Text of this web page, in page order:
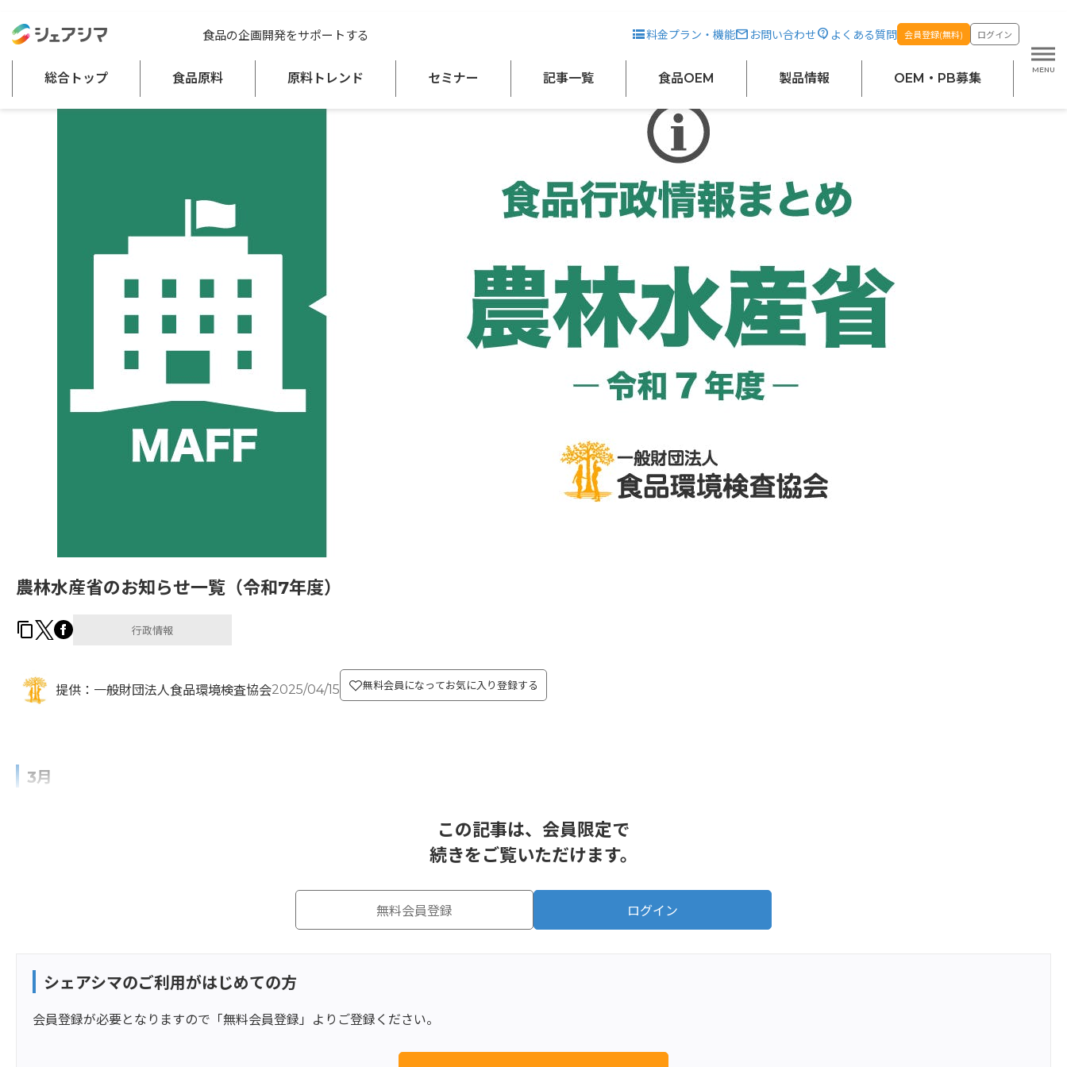
食品の企画開発をサポートする 料金プラン・機能 お問い合わせ よくある質問 会員登録(無料) ログイン
総合トップ 食品原料 原料トレンド セミナー 記事一覧 食品OEM 製品情報 OEM・PB募集
農林水産省のお知らせ一覧（令和7年度）
行政情報
提供：一般財団法人食品環境検査協会2025/04/15 無料会員になってお気に入り登録する
3月
この記事は、会員限定で
続きをご覧いただけます。
無料会員登録 ログイン
シェアシマのご利用がはじめての方
会員登録が必要となりますので「無料会員登録」よりご登録ください。